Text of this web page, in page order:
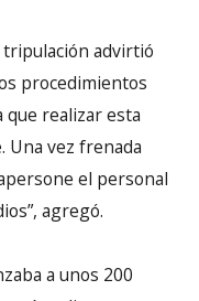
tripulación advirtió
procedimientos
que realizar esta
Una vez frenada
el personal
agregó.
a unos 200